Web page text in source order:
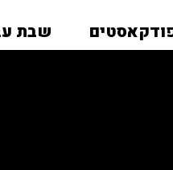
שבת